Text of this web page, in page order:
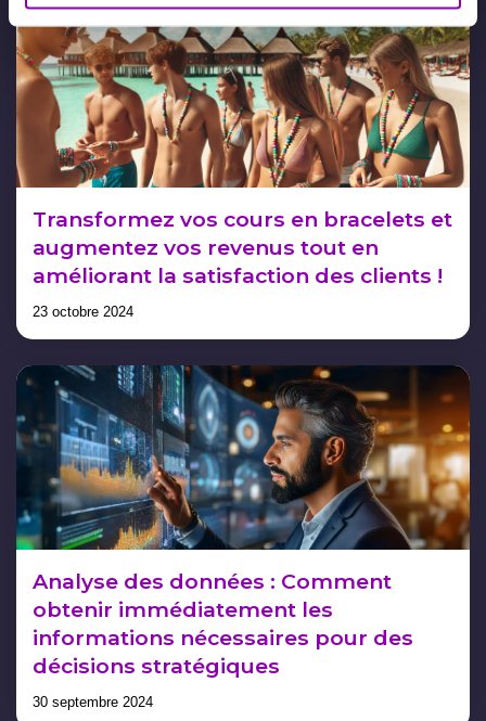
Transformez vos cours en bracelets et
augmentez vos revenus tout en
améliorant la satisfaction des clients !
23 octobre 2024
Analyse des données : Comment
obtenir immédiatement les
informations nécessaires pour des
décisions stratégiques
30 septembre 2024